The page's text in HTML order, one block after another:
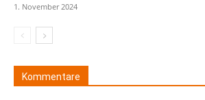
1. November 2024
Kommentare